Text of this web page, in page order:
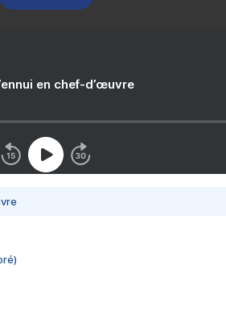
en chef-d’œuvre